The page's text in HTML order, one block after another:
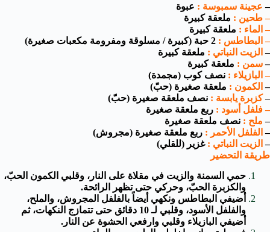
– عجينة سمبوسة : عبوة
– طحين : ملعقة كبيرة
– الماء : ملعقة كبيرة
– البطاطس :
–الزيت النباتي : ملعقة كبيرة
–سمن : ملعقة كبيرة
– البازيلاء : نصف كوب (مجمدة)
–الكمون : ملعقة صغيرة (حبّ)
–كزبرة يابسة : نصف ملعقة صغيرة (حبّ)
– فلفل أسود : ربع ملعقة صغيرة
–ملح : نصف ملعقة صغيرة
–الفلفل الأحمر : ربع ملعقة صغيرة (مجروش)
–الزيت النباتي : غزير (للقلي)
طريقة التحضير
حمي السمنة والزيت في مقلاة على النار، وقلبي الكمون الحبّ،
والكزبرة الحبّ، وحركي حتى تظهر الرائحة.
أضيفي البطاطس ونكهي أيضاً بالفلفل المجروش، والملح،
والفلفل الأسود، وقلبي لـ 10 دقائق حتى تتمازج النكهات، ثم
أضيفي البازيلاء وقلبي وارفعي الحشوة عن النار.